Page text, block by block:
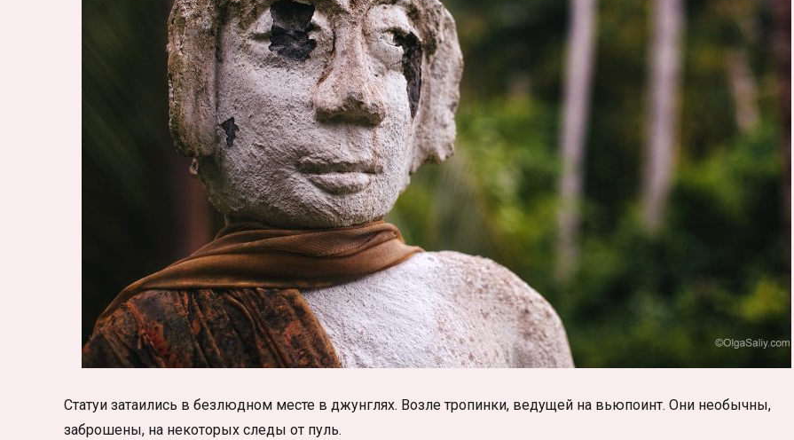
Статуи затаились в безлюдном месте в джунглях. Возле тропинки, ведущей на вьюпоинт. Они необычны,
заброшены, на некоторых следы от пуль.